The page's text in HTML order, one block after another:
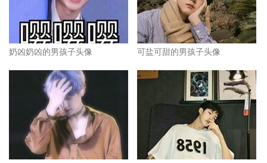
奶凶奶凶的男孩子头像 可盐可甜的男孩子头像